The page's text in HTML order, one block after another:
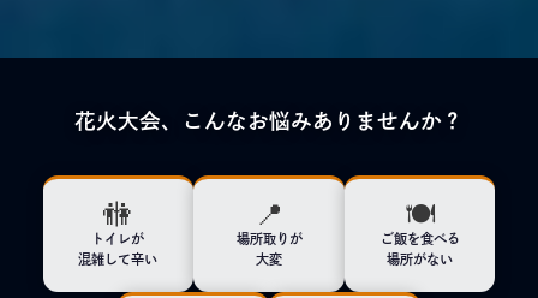
花火大会、こんなお悩みありませんか？
🚻
トイレが
混雑して辛い
📍
場所取りが
大変
🍽️
ご飯を食べる
場所がない